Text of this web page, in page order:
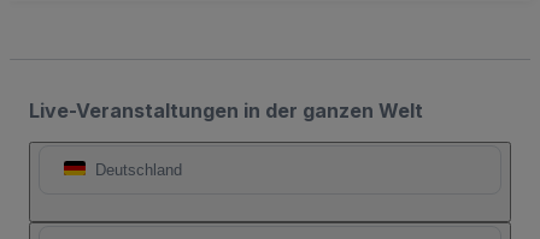
Live-Veranstaltungen in der ganzen Welt
Deutschland